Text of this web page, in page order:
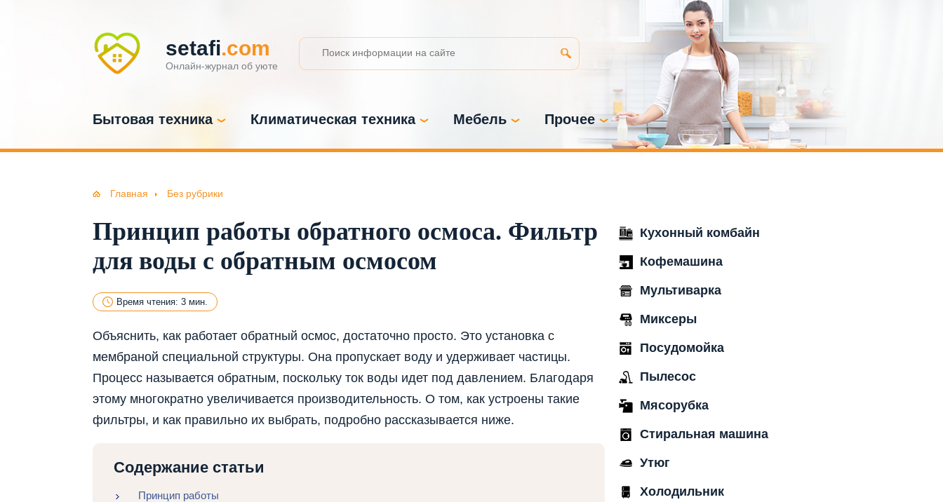
setafi.com
Онлайн-журнал об уюте
Бытовая техника Климатическая техника Мебель Прочее
Главная Без рубрики
Принцип работы обратного осмоса. Фильтр
для воды с обратным осмосом
Время чтения: 3 мин.
Объяснить, как работает обратный осмос, достаточно просто. Это установка с
мембраной специальной структуры. Она пропускает воду и удерживает частицы.
Процесс называется обратным, поскольку ток воды идет под давлением. Благодаря
этому многократно увеличивается производительность. О том, как устроены такие
фильтры, и как правильно их выбрать, подробно рассказывается ниже.
Содержание статьи
Принцип работы
Кухонный комбайн
Кофемашина
Мультиварка
Миксеры
Посудомойка
Пылесос
Мясорубка
Стиральная машина
Утюг
Холодильник